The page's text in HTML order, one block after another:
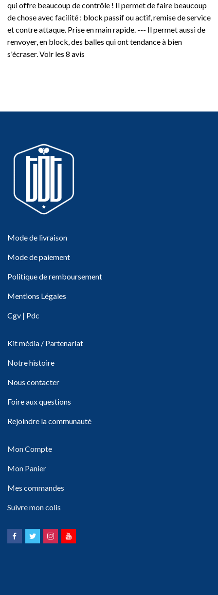
qui offre beaucoup de contrôle ! Il permet de faire beaucoup
de chose avec facilité : block passif ou actif, remise de service
et contre attaque. Prise en main rapide. --- Il permet aussi de
renvoyer, en block, des balles qui ont tendance à bien
s'écraser. Voir les 8 avis
Mode de livraison
Mode de paiement
Politique de remboursement
Mentions Légales
Cgv | Pdc
Kit média / Partenariat
Notre histoire
Nous contacter
Foire aux questions
Rejoindre la communauté
Mon Compte
Mon Panier
Mes commandes
Suivre mon colis